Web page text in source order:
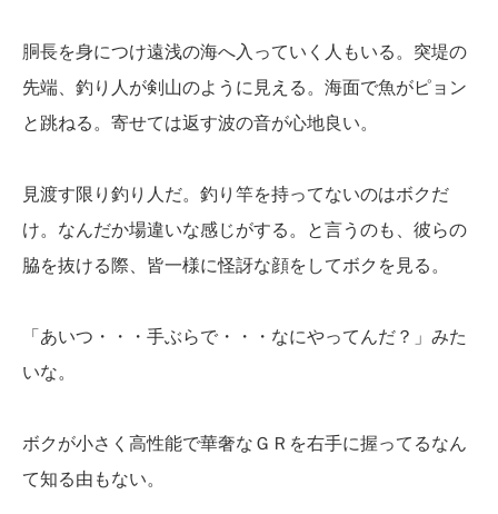
胴長を身につけ遠浅の海へ入っていく人もいる。突堤の
先端、釣り人が剣山のように見える。海面で魚がピョン
と跳ねる。寄せては返す波の音が心地良い。
見渡す限り釣り人だ。釣り竿を持ってないのはボクだ
け。なんだか場違いな感じがする。と言うのも、彼らの
脇を抜ける際、皆一様に怪訝な顔をしてボクを見る。
「あいつ・・・手ぶらで・・・なにやってんだ？」みた
いな。
ボクが小さく高性能で華奢なＧＲを右手に握ってるなん
て知る由もない。